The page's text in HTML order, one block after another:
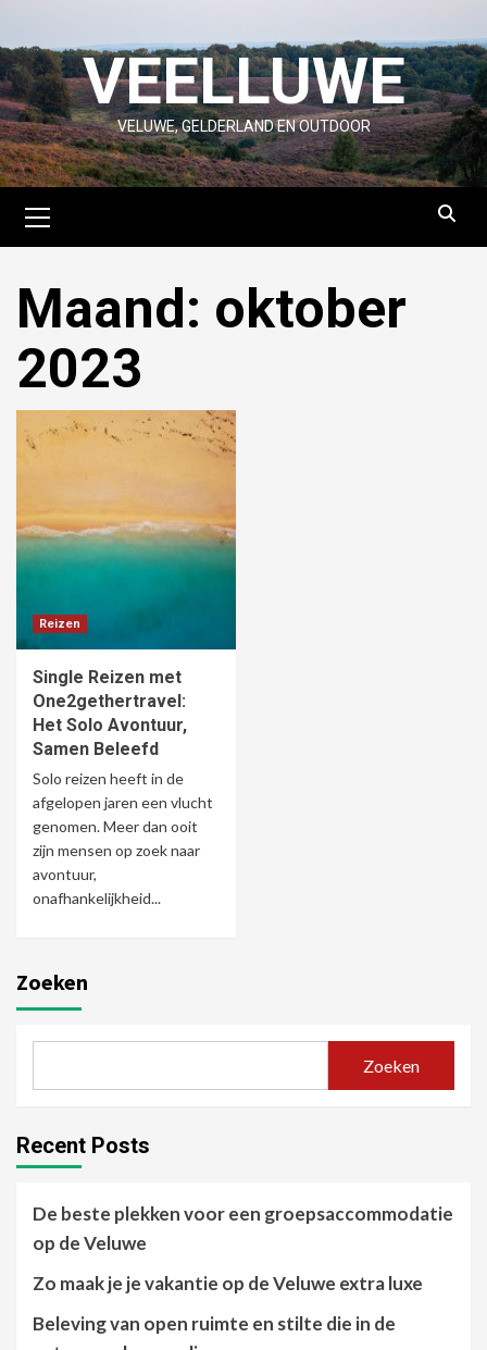
content
VEELLUWE
VELUWE, GELDERLAND EN OUTDOOR
Menu
Maand: oktober
2023
Reizen
Single Reizen met
One2gethertravel:
Het Solo Avontuur,
Samen Beleefd
Solo reizen heeft in de
afgelopen jaren een vlucht
genomen. Meer dan ooit
zijn mensen op zoek naar
avontuur,
onafhankelijkheid...
Zoeken
Zoeken
Recent Posts
De beste plekken voor een groepsaccommodatie
op de Veluwe
Zo maak je je vakantie op de Veluwe extra luxe
Beleving van open ruimte en stilte die in de